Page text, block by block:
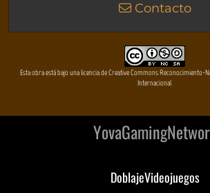
Contacto
Esta obra está bajo una licencia de Creative Commons
Internacional
DoblajeVideojuegos